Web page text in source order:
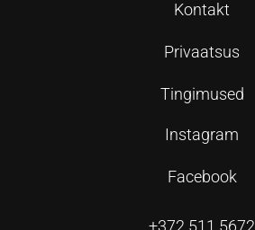
Kontakt
Privaatsus
Tingimused
Instagram
Facebook